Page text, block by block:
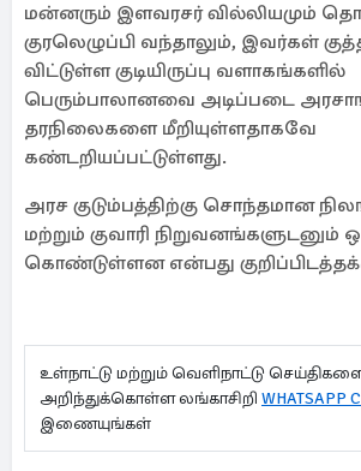
மன்னரும் இளவரசர் வில்லியமும்
குரலெழுப்பி வந்தாலும், இவர்கள்
விட்டுள்ள குடியிருப்பு வளாகங்களில்
பெரும்பாலானவை அடிப்படை
தரநிலைகளை மீறியுள்ளதாகவே
கண்டறியப்பட்டுள்ளது.
அரச குடும்பத்திற்கு சொந்தமான
மற்றும் குவாரி
கொண்டுள்ளன என்பது
உள்நாட்டு மற்றும் வெளிநாட்டு
அறிந்துக்கொள்ள லங்காசிறி WHATSAPP
இணையுங்கள்